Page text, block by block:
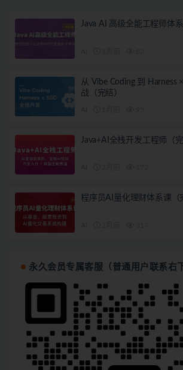
Java AI 高级全能工程师体
从 Vibe Coding 到 Harness
战（完结）
Java+AI全栈开发工程师（完
程序员AI量化理财体系课（
永久会员专属客服（普通用户联系右